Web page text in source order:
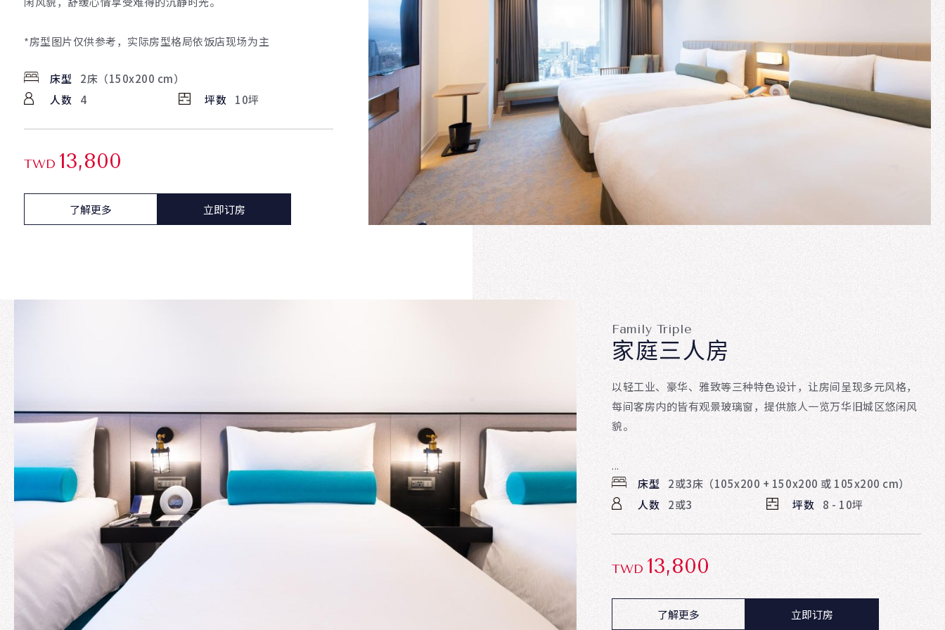
*房型图片仅供参考，实际房型格局依饭店现场为主
床型
2床（150x200 cm）
人数
4 坪数 10坪
TWD 13,800
了解更多 立即订房
Family Triple
家庭三人房
以轻工业、豪华、雅致等三种特色设计，让房间呈现多元风格，
每间客房内的皆有观景玻璃窗，提供旅人一览万华旧城区悠闲风
貌。
...
床型
2或3床（105x200 + 150x200 或 105x200 cm）
人数
2或3 坪数 8 - 10坪
TWD 13,800
了解更多 立即订房